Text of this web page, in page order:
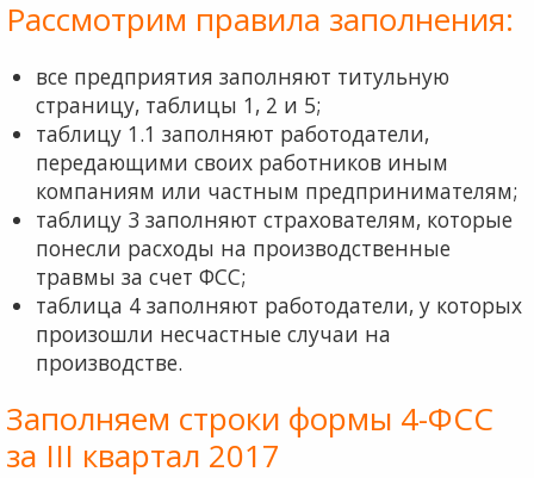
Рассмотрим правила заполнения:
все предприятия заполняют титульную
страницу, таблицы 1, 2 и 5;
таблицу 1.1 заполняют работодатели,
передающими своих работников иным
компаниям или частным предпринимателям;
таблицу 3 заполняют страхователям, которые
понесли расходы на производственные
травмы за счет ФСС;
таблица 4 заполняют работодатели, у которых
прои­зошли несчастные случаи на
производстве.
Заполняем строки формы 4-ФСС
за III квартал 2017